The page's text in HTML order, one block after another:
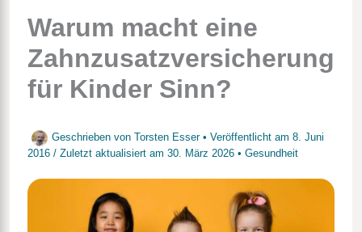
Warum macht eine
Zahnzusatzversicherung
für Kinder Sinn?
Geschrieben von Torsten Esser • Veröffentlicht am 8. Juni
2016 / Zuletzt aktualisiert am 30. März 2026• Gesundheit